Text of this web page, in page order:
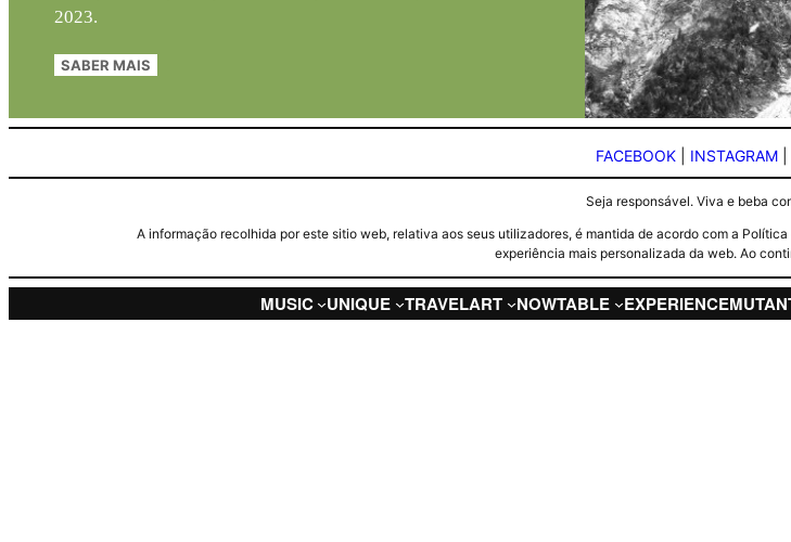
2023.
SABER MAIS
FACEBOOK INSTAGRAM
Seja responsável. Viva e beba
A informação recolhida por este sitio web, relativa aos seus utilizadores, é mantida de acordo com a
experiência mais personalizada da web. Ao
MUSIC UNIQUE TRAVELART NOWTABLE EXPERIENCE